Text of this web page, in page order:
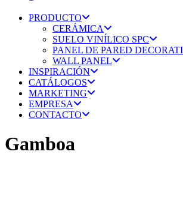
PRODUCTO
CERÁMICA
SUELO VINÍLICO SPC
PANEL DE PARED
WALL PANEL
INSPIRACIÓN
CATÁLOGOS
MARKETING
EMPRESA
CONTACTO
Gamboa